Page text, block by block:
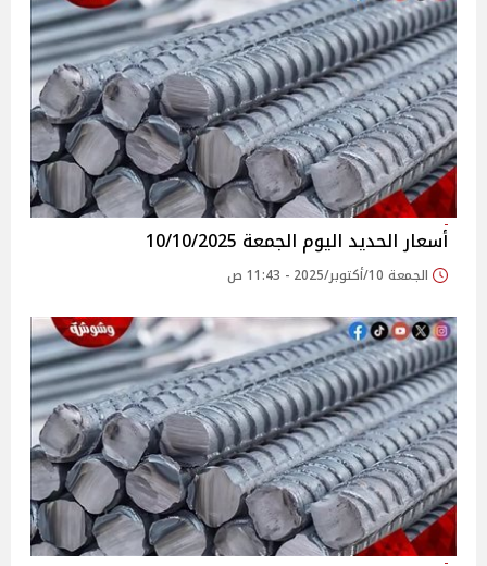
أسعار الحديد اليوم الجمعة 10/10/2025
الجمعة 10/أكتوبر/2025 - 11:43 ص